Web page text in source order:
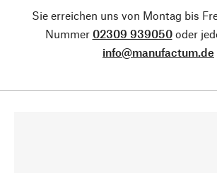
Sie erreichen uns von Montag bis
Nummer 02309 939050oder
info@manufactum.de